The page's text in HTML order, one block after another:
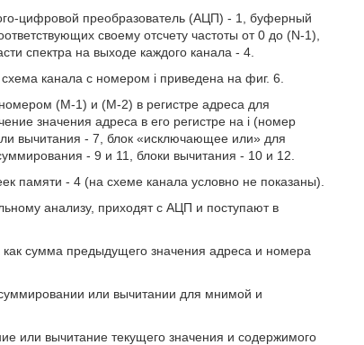
цифровой преобразователь (АЦП) - 1, буферный
своему отсчету частоты от 0 до (N-1),
спектра на выходе каждого канала - 4.
канала с номером i приведена на фиг. 6.
(М-1) и (М-2) в регистре адреса для
значения адреса в его регистре на i (номер
вычитания - 7, блок «исключающее или» для
- 9 и 11, блоки вычитания - 10 и 12.
памяти - 4 (на схеме канала условно не показаны).
анализу, приходят с АЦП и поступают в
сумма предыдущего значения адреса и номера
или вычитании для мнимой и
или вычитание текущего значения и содержимого